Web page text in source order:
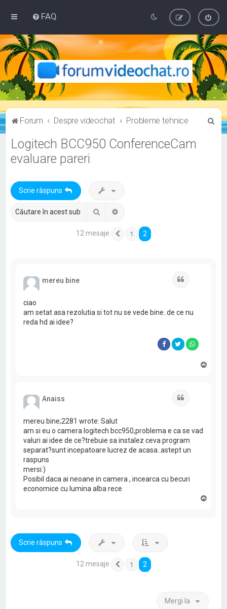
FAQ
Forum Despre videochat Probleme tehnice
Logitech BCC950 ConferenceCam
evaluare pareri
Scrie răspuns
Căutare
12 mesaje Anterior
1 2
mereu bine
ciao
am setat asa rezolutia si tot nu se vede bine..de ce nu
reda hd ai idee?
Anaiss
mereu bine;2281 wrote: Salut
am si eu o camera logitech bcc950,problema e ca se vad
valuri ai idee de ce?trebuie sa instalez ceva program
separat?sunt incepatoare lucrez de acasa..astept un
raspuns
mersi:)
Posibil daca ai neoane in camera , incearca cu becuri
economice cu lumina alba rece
Scrie răspuns
12 mesaje Anterior
1 2
Mergi la